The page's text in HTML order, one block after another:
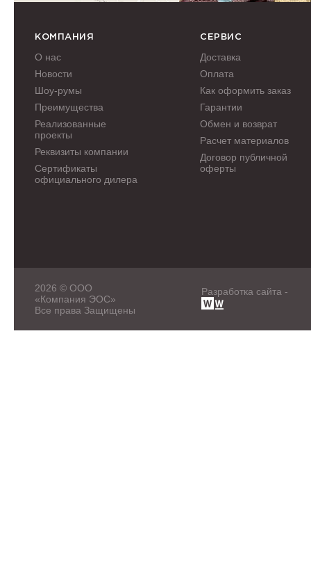
КОМПАНИЯ
О нас
Новости
Шоу-румы
Преимущества
Реализованные
проекты
Реквизиты компании
Сертификаты
официального дилера
СЕРВИС
Доставка
Оплата
Как оформить заказ
Гарантии
Обмен и возврат
Расчет материалов
Договор публичной
оферты
2026 © ООО
«Компания ЭОС»
Все права Защищены
Разработка сайта -